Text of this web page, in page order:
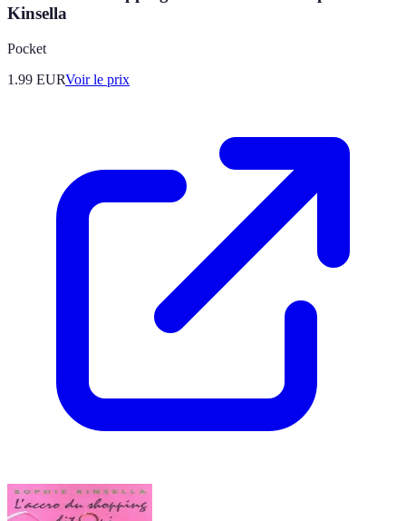
Kinsella
Pocket
1.99 EURVoir le prix